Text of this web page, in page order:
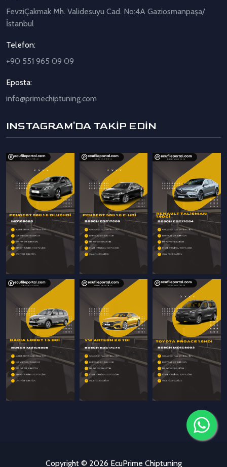
FevziÇakmak Mh. Validesuyu Cad. No:4A Gaziosmanpaşa/
İstanbul
Telefon:
+90 551 965 09 09
Eposta:
info@primechiptuning.com
INSTAGRAM'DA TAKİP EDİN
Copyright © 2026 EcuPrime Chiptuning